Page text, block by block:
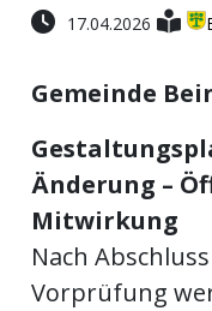
Paper
App
17.04.2026
Gemeinde
Änderung –
Mitwirkung
Nach
Vorprüfung